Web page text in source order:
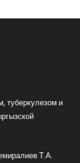
туберкулезом и
Т.А.